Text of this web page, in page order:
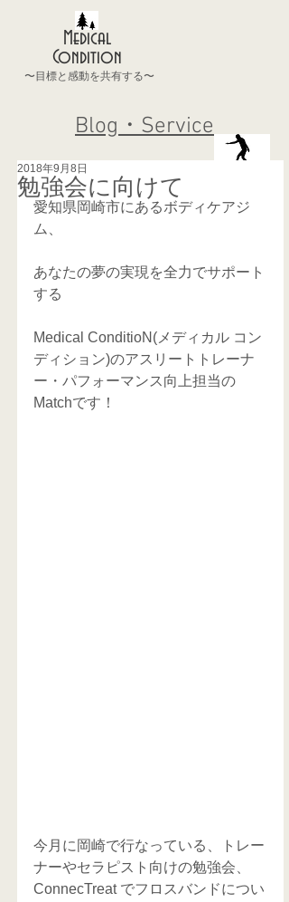
Medical
Condition
〜目標と感動を共有する〜
Blog・Service
勉強会に向けて
2018年9月8日
愛知県岡崎市にあるボディケアジ
ム、
あなたの夢の実現を全力でサポート
する
Medical ConditioN(メディカル コン
ディション)のアスリートトレーナ
ー・パフォーマンス向上担当の
Matchです！
今月に岡崎で行なっている、トレー
ナーやセラピスト向けの勉強会、
ConnecTreat でフロスバンドについ